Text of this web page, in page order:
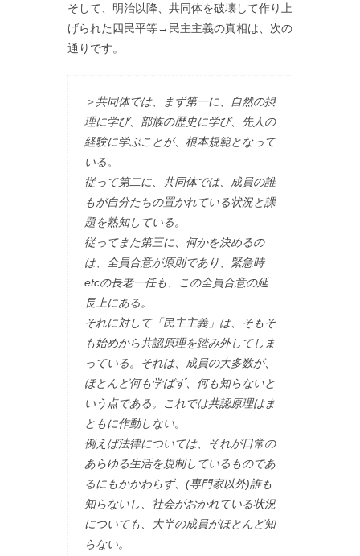
そして、明治以降、共同体を破壊して作り上
げられた四民平等→民主主義の真相は、次の
通りです。
＞共同体では、まず第一に、自然の摂
理に学び、部族の歴史に学び、先人の
経験に学ぶことが、根本規範となって
いる。
従って第二に、共同体では、成員の誰
もが自分たちの置かれている状況と課
題を熟知している。
従ってまた第三に、何かを決めるの
は、全員合意が原則であり、緊急時
etcの長老一任も、この全員合意の延
長上にある。
それに対して「民主主義」は、そもそ
も始めから共認原理を踏み外してしま
っている。それは、成員の大多数が、
ほとんど何も学ばず、何も知らないと
いう点である。これでは共認原理はま
ともに作動しない。
例えば法律については、それが日常の
あらゆる生活を規制しているものであ
るにもかかわらず、(専門家以外)誰も
知らないし、社会がおかれている状況
についても、大半の成員がほとんど知
らない。